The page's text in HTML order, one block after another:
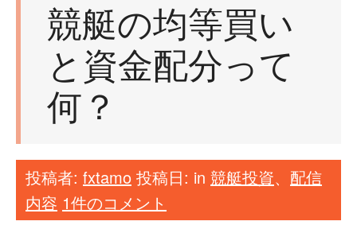
競艇の均等買い
と資金配分って
何？
投稿者: fxtamo 投稿日: in 競艇投資、 配信
内容 1件のコメント